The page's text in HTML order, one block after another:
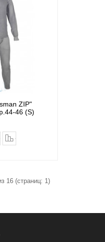
ZIP"
46 (S)
в закладки
16 (страниц: 1)